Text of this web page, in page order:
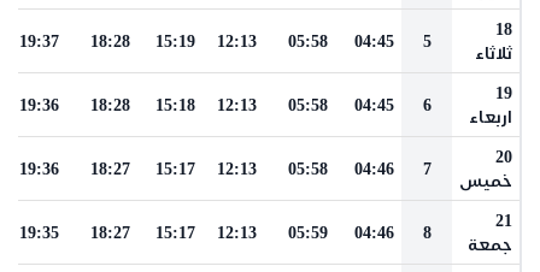
18
ثلاثاء
5
04:45
05:58
12:13
15:19
18:28
19:37
19
اربعاء
6
04:45
05:58
12:13
15:18
18:28
19:36
20
خميس
7
04:46
05:58
12:13
15:17
18:27
19:36
21
جمعة
8
04:46
05:59
12:13
15:17
18:27
19:35